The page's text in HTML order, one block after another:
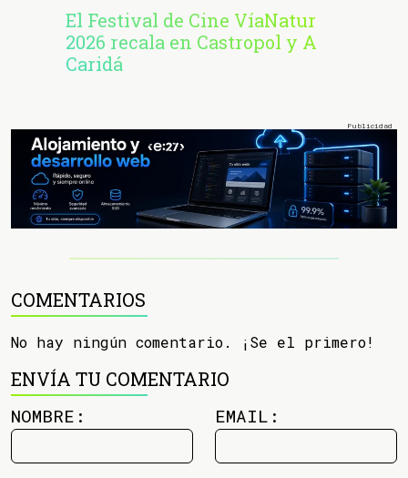
El Festival de Cine VíaNatur
2026 recala en Castropol y A
Caridá
COMENTARIOS
No hay ningún comentario. ¡Se el primero!
ENVÍA TU COMENTARIO
NOMBRE: EMAIL: